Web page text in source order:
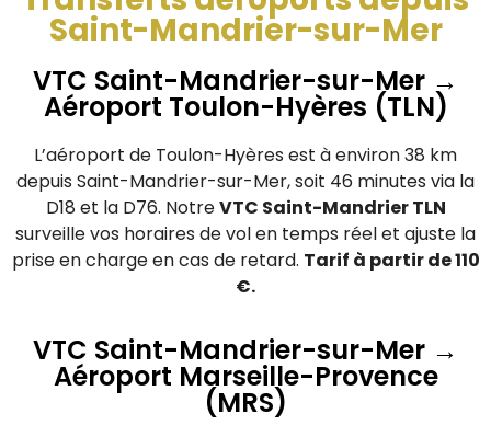
Saint-Mandrier-sur-Mer
VTC Saint-Mandrier-sur-Mer →
Aéroport Toulon-Hyères (TLN)
L’aéroport de Toulon-Hyères est à environ 38 km
depuis Saint-Mandrier-sur-Mer, soit 46 minutes via la
D18 et la D76. NotreVTC Saint-Mandrier TLN
surveille vos horaires de vol en temps réel et ajuste la
prise en charge en cas de retard. Tarif à partir de 110
€.
VTC Saint-Mandrier-sur-Mer →
Aéroport Marseille-Provence
(MRS)